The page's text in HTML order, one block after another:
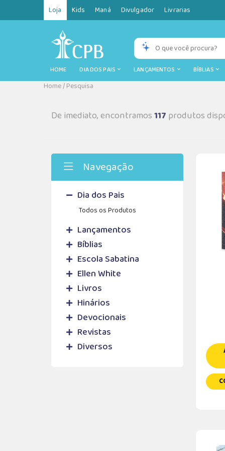
Loja Kids Maná Divulgador Livrarias
HOME DIA DOS PAIS LANÇAMENTOS BÍBLIAS
Home/Pesquisa
De imediato, encontramos117 produtos
Navegação
Dia dos Pais
Todos os Produtos
Lançamentos
Bíblias
Escola Sabatina
Ellen White
Livros
Hinários
Devocionais
Revistas
Diversos